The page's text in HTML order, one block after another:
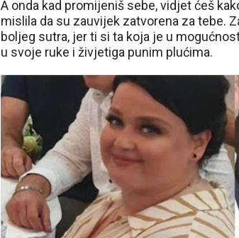
A onda kad promijeniš sebe, vidjet ćeš
mislila da su zauvijek zatvorena za tebe.
boljeg sutra, jer ti si ta koja je u
u svoje ruke i živjetiga punim plućima.